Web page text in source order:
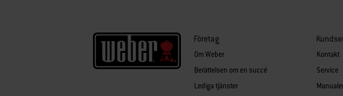
Företag
Om Weber
Berättelsen om en succé
Lediga tjänster
Kontakt
Service